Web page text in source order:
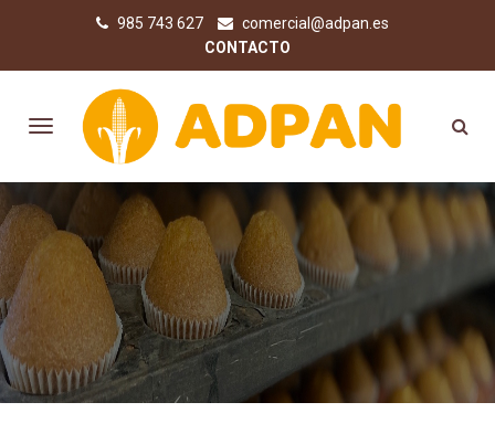
985 743 627
comercial@adpan.es
CONTACTO